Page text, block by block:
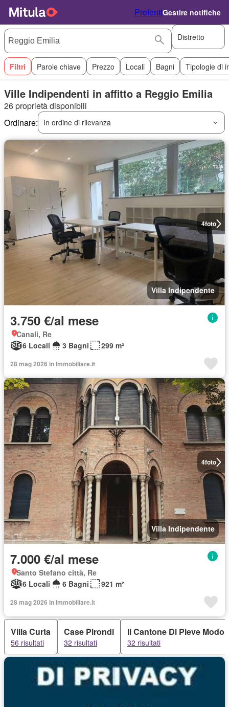
PreferitiGestire notifiche
Distretto
Filtri Parole chiave Prezzo Locali Bagni Tipologie di
Ville Indipendenti in affitto a Reggio Emilia
26 proprietà disponibili
Ordinare:
In ordine di rilevanza
4foto
Villa Indipendente
3.750 €/al mese
Canali, Re
6 Locali
3 Bagni 299 m²
28 mag 2026 in Immobiliare.it
4foto
Villa Indipendente
7.000 €/al mese
Santo Stefano città, Re
6 Locali
6 Bagni 921 m²
28 mag 2026 in Immobiliare.it
Villa Curta
56 risultati
Case Pirondi
32 risultati
Il Cantone Di Pieve
32 risultati